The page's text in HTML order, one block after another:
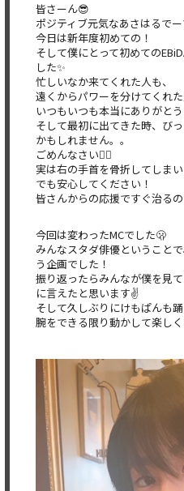
皆さーん😎
ポジティブ元気なあさはるでー
今日は新年度初めての！
そして僕にとって初めての
した✨
忙しいなか来てくれた人も、
遠くからパワーを分けてくれた
いつもいつも本当にありがと
そして最初に出てきた時、び
かもしれません。。
ごめんなさい😵‍💫
実は右の手首を骨折してしま
でも安心してください！
皆さんからの応援ですぐ治る
今回は変わったMCでした🫢
みんなスタダ俳優ということ
う企画でした！
振り返ったらみんなが僕を見
に言えたと思います✌️
そして久しぶりにけもぱんも
腕をできる限り動かして楽し